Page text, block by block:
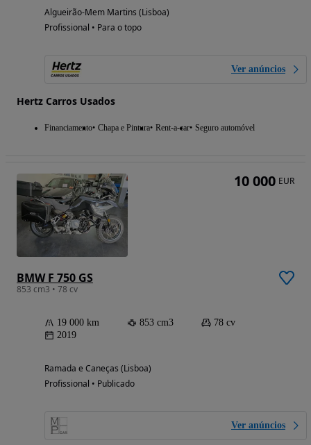
Algueirão-Mem Martins (Lisboa)
Profissional • Para o topo
Ver anúncios
Hertz Carros Usados
Financiamento Chapa e Pintura Rent-a-car Seguro automóvel
BMW F 750 GS
853 cm3 • 78 cv
19 000 km 853 cm3
78 cv
2019
Ramada e Caneças (Lisboa)
Profissional • Publicado
Ver anúncios
10 000 EUR